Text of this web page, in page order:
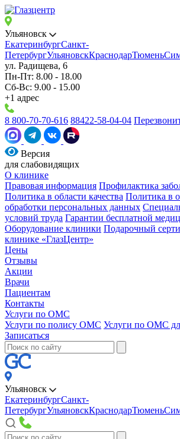
Ульяновск
ЕкатеринбургСанкт-
ПетербургУльяновскКраснодарТюмень
ул. Радищева, 6
Пн-Пт: 8.00 - 18.00
Сб-Вс: 9.00 - 15.00
+1 адрес
8 800-70-70-616 88422-58-04-04
Версия
для слабовидящих
О клинике
Правовая информация Профилактика
Политика в области качества Политика в
обработки персональных данных
условий труда Гарантии бесплатной
Оборудование клиники Подарочный
клинике «ГлазЦентр»
Цены
Отзывы
Акции
Врачи
Пациентам
Контакты
Услуги по ОМС
Услуги по полису ОМС Услуги по ОМС
Записаться
Ульяновск
ЕкатеринбургСанкт-
ПетербургУльяновскКраснодарТюмень